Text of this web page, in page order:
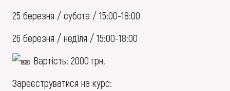
25 березня / субота / 15:00-18:00
26 березня / неділя / 15:00-18:00
Вартість: 2000 грн.
Зареєструватися на курс: